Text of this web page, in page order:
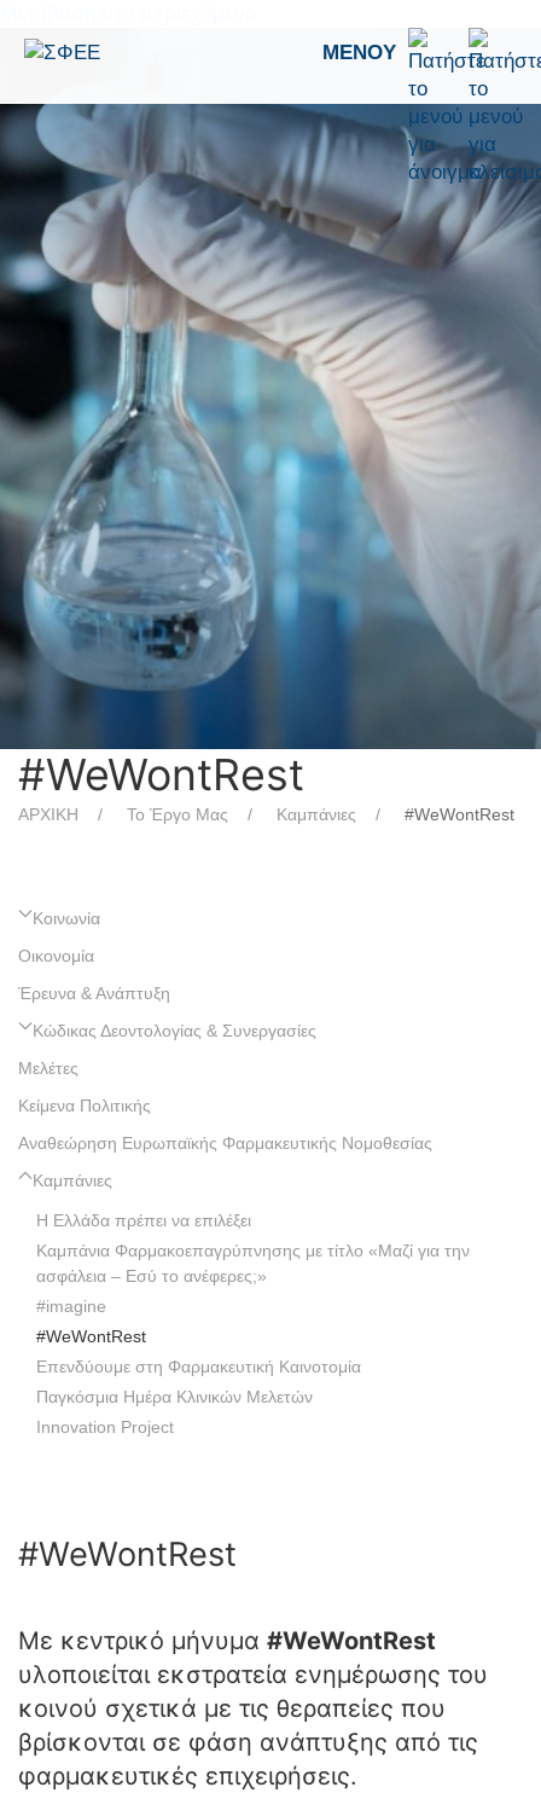
ΜΕΝΟΎ
#WeWontRest
ΑΡΧΙΚΗ Το Έργο Μας Καμπάνιες #WeWontRest
#WeWontRest
Με κεντρικό μήνυμα #WeWontRest
υλοποιείται εκστρατεία ενημέρωσης του
κοινού σχετικά με τις θεραπείες που
βρίσκονται σε φάση ανάπτυξης από τις
φαρμακευτικές επιχειρήσεις.
Κοινωνία
Οικονομία
Έρευνα & Ανάπτυξη
Κώδικας Δεοντολογίας & Συνεργασίες
Μελέτες
Κείμενα Πολιτικής
Αναθεώρηση Ευρωπαϊκής Φαρμακευτικής Νομοθεσίας
Καμπάνιες
Η Ελλάδα πρέπει να επιλέξει
Καμπάνια Φαρμακοεπαγρύπνησης με τίτλο «Μαζί για την
ασφάλεια – Εσύ το ανέφερες;»
#imagine
#WeWontRest
Επενδύουμε στη Φαρμακευτική Καινοτομία
Παγκόσμια Ημέρα Κλινικών Μελετών
Innovation Project